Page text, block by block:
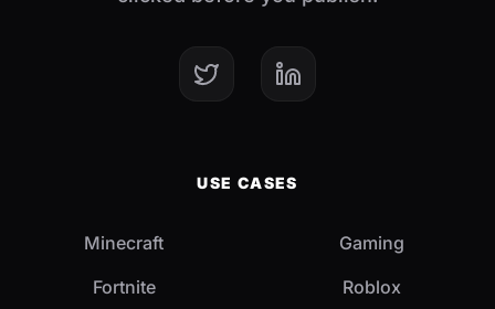
USE CASES
Minecraft
Gaming
Fortnite
Roblox